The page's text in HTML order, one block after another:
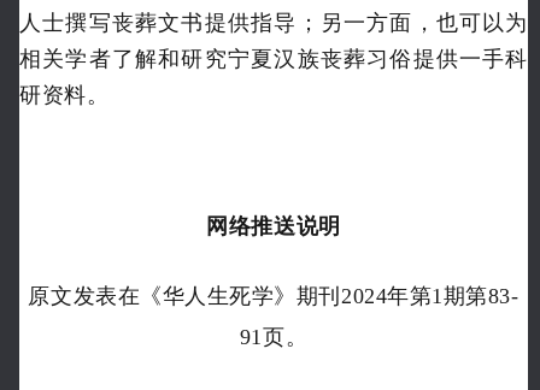
人士撰写丧葬文书提供指导；另一方面，也可以为
相关学者了解和研究宁夏汉族丧葬习俗提供一手科
研资料。
网络推送说明
原文发表在《华人生死学》期刊2024年第1期第83-
91页。